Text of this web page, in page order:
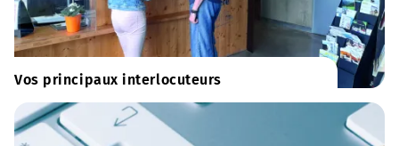
Vos principaux interlocuteurs